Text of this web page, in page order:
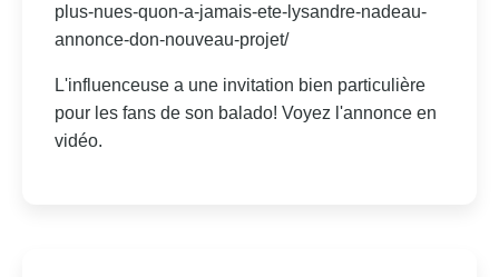
plus-nues-quon-a-jamais-ete-lysandre-nadeau-
annonce-don-nouveau-projet/
L'influenceuse a une invitation bien particulière
pour les fans de son balado! Voyez l'annonce en
vidéo.